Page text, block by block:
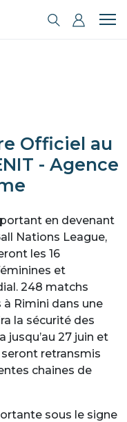
Officiel au
- Agence
en devenant
Nations League,
les 16
et
248 matchs
Rimini dans une
la sécurité des
jusqu’au 27 juin et
retransmis
chaines de
sous le signe